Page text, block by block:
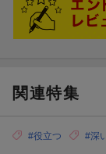
関連特集
#役立つ #深